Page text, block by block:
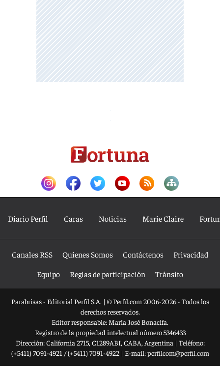
Diario Perfil Caras Noticias Marie Claire
Canales RSS Quienes Somos Contáctenos
Privacidad
Equipo
Reglas de participación Tránsito
Parabrisas - Editorial Perfil S.A. | © Perfil.com 2006-2026 - Todos los
derechos reservados.
Editor responsable: María José Bonacifa.
Registro de la propiedad intelectual número 5346433
Dirección:California 2715, C1289ABI, CABA, Argentina | Teléfono:
(+5411) 7091-4921 /(+5411) 7091-4922| E-mail:perfilcom@perfil.com